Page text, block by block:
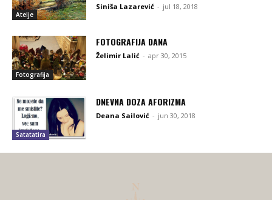
Atelje
Siniša Lazarević - jul 18, 2018
Fotografija
FOTOGRAFIJA DANA
Želimir Lalić - apr 30, 2015
Satatatira
DNEVNA DOZA AFORIZMA
Deana Sailović - jun 30, 2018